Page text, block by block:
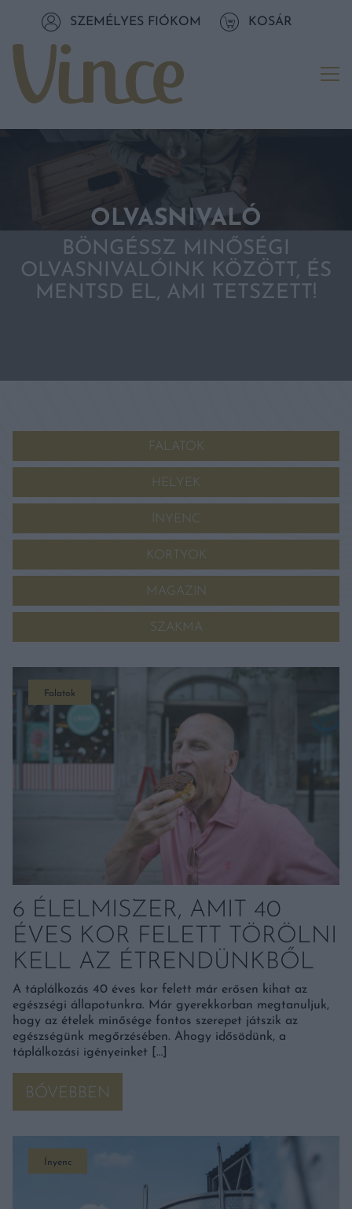
Tovább a tartalomhozSZEMÉLYES FIÓKOM KOSÁR
OLVASNIVALÓ
BÖNGÉSSZ MINŐSÉGI
OLVASNIVALÓINK KÖZÖTT, ÉS
MENTSD EL, AMI TETSZETT!
FALATOK
HELYEK
ÍNYENC
KORTYOK
MAGAZIN
SZAKMA
Falatok
6 ÉLELMISZER, AMIT 40
ÉVES KOR FELETT TÖRÖLNI
KELL AZ ÉTRENDÜNKBŐL
A táplálkozás 40 éves kor felett már erősen kihat az
egészségi állapotunkra. Már gyerekkorban megtanuljuk,
hogy az ételek minősége fontos szerepet játszik az
egészségünk megőrzésében. Ahogy idősödünk, a
táplálkozási igényeinket […]
BŐVEBBEN
Ínyenc